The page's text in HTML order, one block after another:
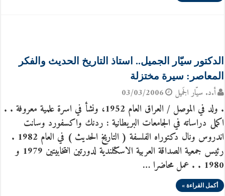
الدكتور سيّار الجميل.. استاذ التاريخ الحديث والفكر
المعاصر: سيرة مختزلة
أ.د. سيّار الجَميل 03/03/2006
. ولد في الموصل / العراق العام 1952، ونشأ في اسرة علمية معروفة . .
اكمل دراساته في الجامعات البريطانية : ردنك واكسفورد وسانت
اندروس ونال دكتوراه الفلسفة ( التاريخ الحديث ) في العام 1982 .
رئيس جمعية الصداقة العربية الاسكتلندية لدورتين انتخابيتين 1979 و
1980 . . عمل محاضرا …
أكمل القراءة »